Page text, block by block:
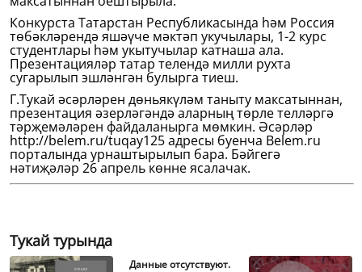
Конкурста Татарстан Республикасында һәм Россия
төбәкләрендә яшәүче мәктәп укучылары, 1-2 курс
студентлары һәм укытучылар катнаша ала.
Презентацияләр татар телендә милли рухта
сугарылып эшләнгән булырга тиеш.
Г.Тукай әсәрләрен дөньякүләм таныту максатыннан,
презентация әзерләгәндә аларның төрле телләргә
тәрҗемәләрен файдаланырга мөмкин. Әсәрләр
http://belem.ru/tuqay125 адресы буенча Belem.ru
порталында урнаштырылып бара. Бәйгегә
нәтиҗәләр 26 апрель көнне ясалачак.
Тукай турында
Данные отсутствуют.